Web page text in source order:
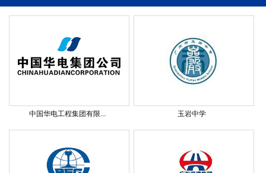
中国华电工程集团有限... 玉岩中学